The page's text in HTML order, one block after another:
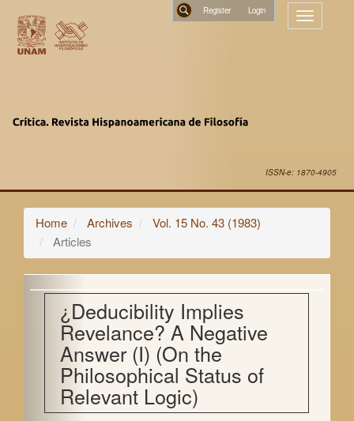
Navigation
Main
Content
Register
Toggle
ISSN-e: 1870-4905
Home Archives
Vol. 15 No. 43 (1983)
Articles
¿Deducibility Implies
Revelance? A Negative
Answer (I) (On the
Philosophical Status of
Relevant Logic)